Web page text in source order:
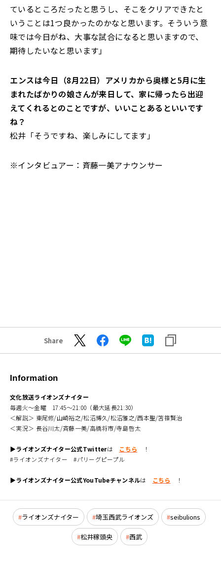
ているところだったと思うし、そこをクリアできたと
いうことは1つ良かったのかなと思います。そういう意
味では今日がね、大事な試合になると思いますので、
期待したいなと思います」
――エンスは今日（8月22日）アメリカから奥様と5月に生
まれたばかりの娘さんが来日して、家に帰ったら出迎
えてくれるとのことですが、いいことあるといいです
ね？
松井「そうですね、楽しみにしてます」
※インタビュアー：斉藤一美アナウンサー
Share
Information
文化放送ライオンズナイター
毎週火～金曜 17:45～21:00（最大延長21:30）
＜解説＞ 東尾修/山崎裕之/松沼博久/松沼雅之/西本聖/笘篠賢治
＜実況＞ 長谷川太/斉藤一美/高橋将市/寺島啓太
▶ライオンズナイター公式Twitterは こちら ！
#ライオンズナイター #パリーグピープル
▶ライオンズナイター公式YouTubeチャンネルは こちら ！
ライオンズナイター 埼玉西武ライオンズ seibulions
松井稼頭央 西武